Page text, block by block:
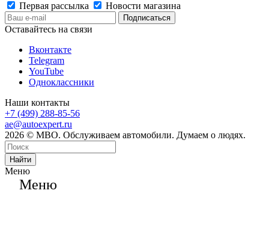
Первая рассылка
Новости магазина
Оставайтесь на связи
Вконтакте
Telegram
YouTube
Одноклассники
Наши контакты
+7 (499) 288-85-56
ae@autoexpert.ru
2026 © МВО. Обслуживаем автомобили. Думаем о людях.
Найти
Меню
Меню